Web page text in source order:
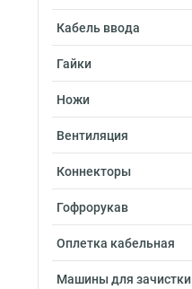
Кабель ввода
Гайки
Ножи
Вентиляция
Коннекторы
Гофрорукав
Оплетка кабельная
Машины для зачистки